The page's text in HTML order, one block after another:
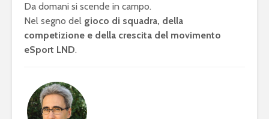
Da domani si scende in campo.
Nel segno del gioco di squadra, della
competizione e della crescita del movimento
eSport LND.